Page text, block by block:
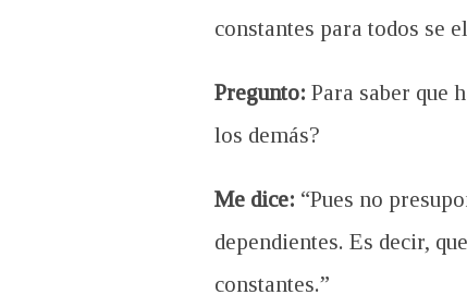
constantes para todos se
Pregunto: Para saber que
los demás?
Me dice: “Pues no
dependientes. Es decir,
constantes.”